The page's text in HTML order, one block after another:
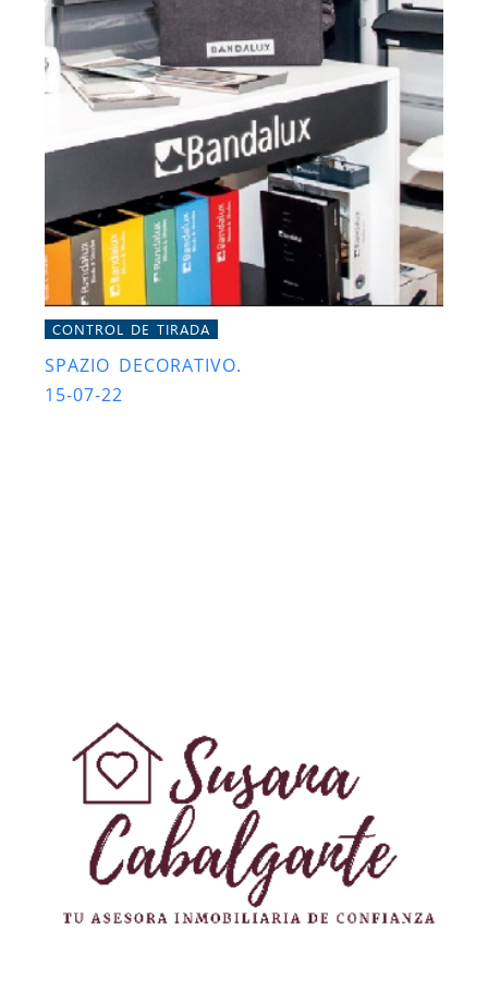
CONTROL DE TIRADA
SPAZIO DECORATIVO.
15-07-22